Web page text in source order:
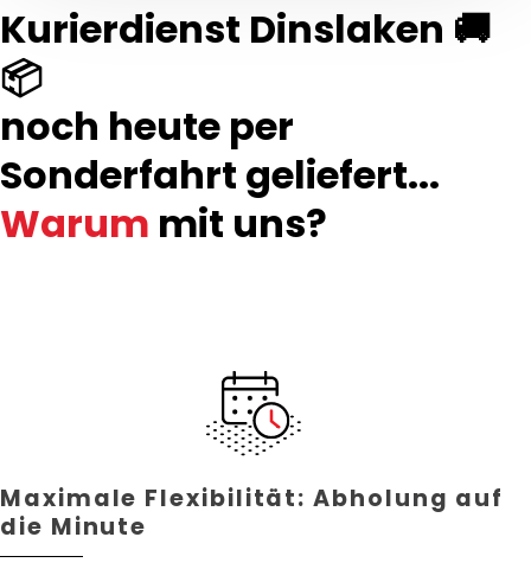
Kurierdienst Dinslaken 🚚
📦
noch heute per
Sonderfahrt geliefert...
Warum mit uns?
Maximale Flexibilität: Abholung auf
die Minute